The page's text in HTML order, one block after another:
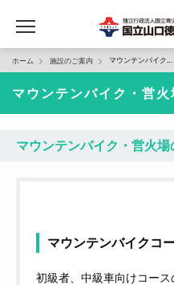
ホーム 施設のご案内
マウンテンバイク・営火
マウンテンバイク・営火場
マウンテンバイクコ
初級者、中級車向けコー